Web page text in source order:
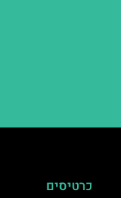
כרטיסים